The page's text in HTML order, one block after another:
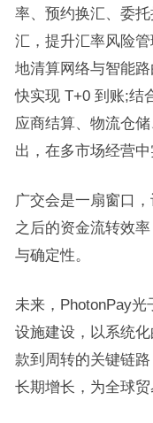
率、预约换汇、委
汇，提升汇率风险
地清算网络与智能
快实现 T+0 到账;结
应商结算、物流仓
出，在多市场经营中
广交会是一扇窗口
之后的资金流转效
与确定性。
未来，PhotonPay
设施建设，以系统
款到周转的关键链
长期增长，为全球贸